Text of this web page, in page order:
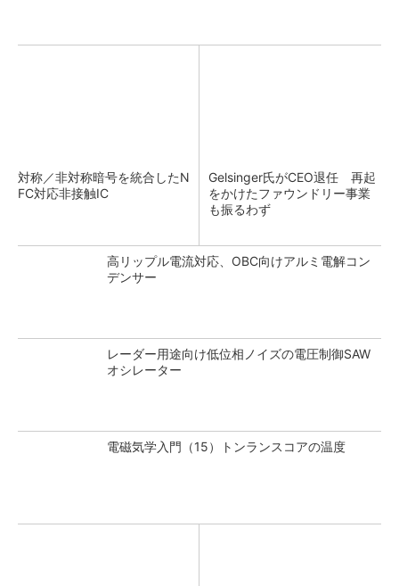
対称／非対称暗号を統合したN
FC対応非接触IC
Gelsinger氏がCEO退任 再起
をかけたファウンドリー事業
も振るわず
高リップル電流対応、OBC向けアルミ電解コン
デンサー
レーダー用途向け低位相ノイズの電圧制御SAW
オシレーター
電磁気学入門（15）トンランスコアの温度